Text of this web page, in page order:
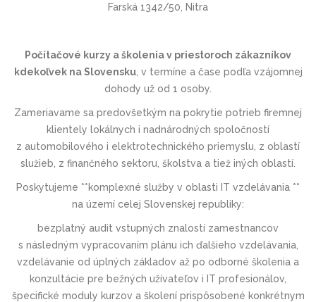
Farská 1342/50, Nitra
Počítačové kurzy a školenia v priestoroch zákazníkov
kdekoľvek na Slovensku, v termíne a čase podľa vzájomnej
dohody už od 1 osoby.
Zameriavame sa predovšetkým na pokrytie potrieb firemnej
klientely lokálnych i nadnárodných spoločností
z automobilového i elektrotechnic­kého priemyslu, z oblastí
služieb, z finančného sektoru, školstva a tiež iných oblastí.
Poskytujeme **komplexné služby v oblasti IT vzdelávania **
na území celej Slovenskej republiky:
bezplatný audit vstupných znalostí zamestnancov
s následným vypracovaním plánu ich ďalšieho vzdelávania,
vzdelávanie od úplných základov až po odborné školenia a
konzultácie pre bežných užívateľov i IT profesionálov,
špecifické moduly kurzov a školení prispôsobené konkrétnym